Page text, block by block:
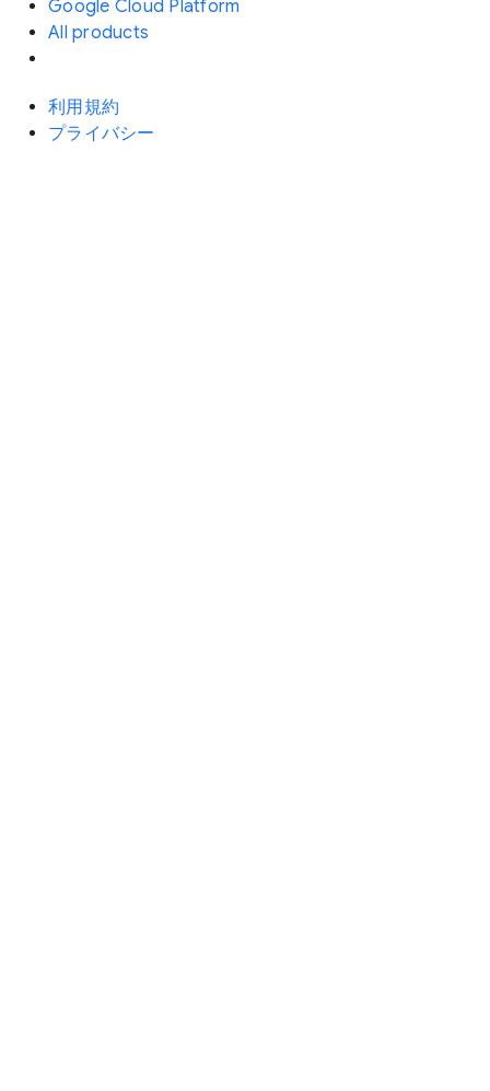
Google Cloud Platform
All products
利用規約
プライバシー